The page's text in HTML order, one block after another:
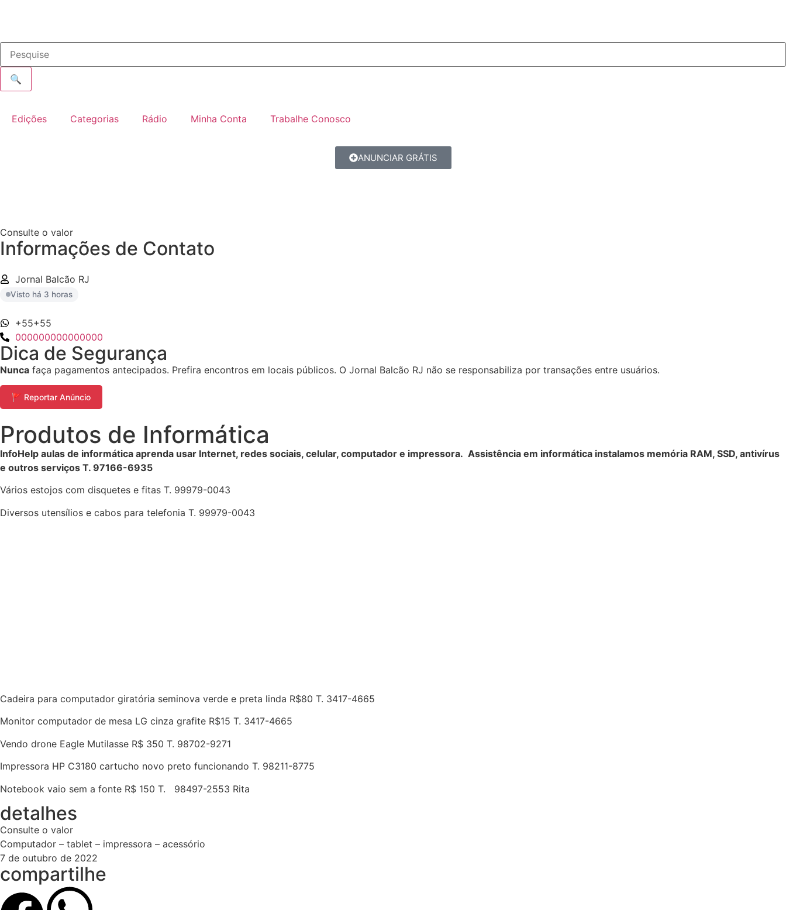
🔍
Edições Categorias Rádio Minha Conta Trabalhe Conosco
ANUNCIAR GRÁTIS
Consulte o valor
Informações de Contato
Jornal Balcão RJ
Visto há 3 horas
+55+55
000000000000000
Dica de Segurança
Nunca faça pagamentos antecipados. Prefira encontros em locais públicos. O Jornal Balcão RJ não se responsabiliza por transações entre usuários.
🚩 Reportar Anúncio
Produtos de Informática
InfoHelp aulas de informática aprenda usar Internet, redes sociais, celular, computador e impressora. Assistência em informática instalamos memória RAM, SSD, antivírus
e outros serviços T. 97166-6935
Vários estojos com disquetes e fitas T. 99979-0043
Diversos utensílios e cabos para telefonia T. 99979-0043
Cadeira para computador giratória seminova verde e preta linda R$80 T. 3417-4665
Monitor computador de mesa LG cinza grafite R$15 T. 3417-4665
Vendo drone Eagle Mutilasse R$ 350 T. 98702-9271
Impressora HP C3180 cartucho novo preto funcionando T. 98211-8775
Notebook vaio sem a fonte R$ 150 T. 98497-2553 Rita
detalhes
Consulte o valor
Computador – tablet – impressora – acessório
7 de outubro de 2022
compartilhe